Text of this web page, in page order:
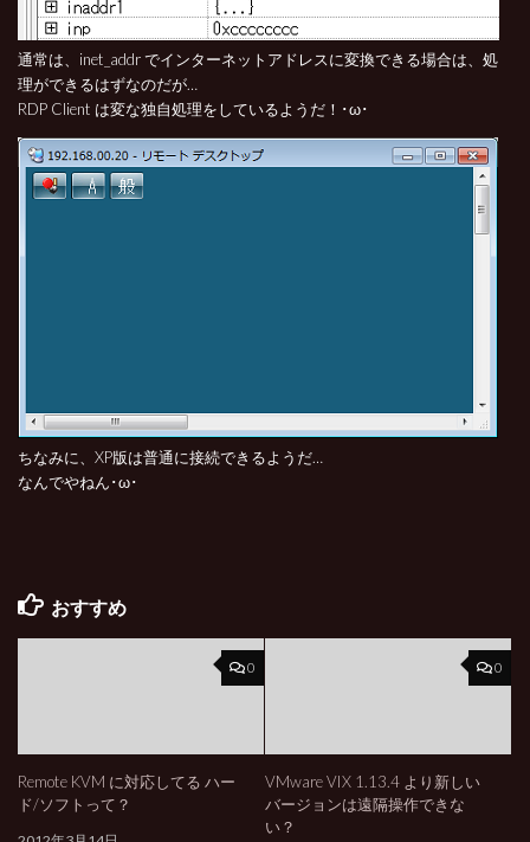
通常は、inet_addr でインターネットアドレスに変換できる場合は、処
理ができるはずなのだが…
RDP Client は変な独自処理をしているようだ！･ω･
ちなみに、XP版は普通に接続できるようだ…
なんでやねん･ω･
おすすめ
0
Remote KVM に対応してる ハー
ド/ソフトって？
0
VMware VIX 1.13.4 より新しい
バージョンは遠隔操作できな
い？